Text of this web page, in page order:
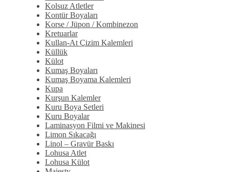
Kolsuz Atletler
Kontür Boyaları
Korse / Jüpon / Kombinezon
Kretuarlar
Kullan-At Çizim Kalemleri
Küllük
Külot
Kumaş Boyaları
Kumaş Boyama Kalemleri
Kupa
Kurşun Kalemler
Kuru Boya Setleri
Kuru Boyalar
Laminasyon Filmi ve Makinesi
Limon Sıkacağı
Linol – Gravür Baskı
Lohusa Atlet
Lohusa Külot